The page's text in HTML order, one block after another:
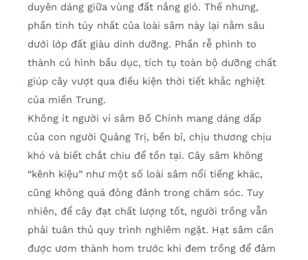
duyên dáng giữa vùng đất nắng gió. Thế nhưng,
phần tinh túy nhất của loài sâm này lại nằm sâu
dưới lớp đất giàu dinh dưỡng. Phần rễ phình to
thành củ hình bầu dục, tích tụ toàn bộ dưỡng chất
giúp cây vượt qua điều kiện thời tiết khắc nghiệt
của miền Trung.
Không ít người ví sâm Bố Chính mang dáng dấp
của con người Quảng Trị, bền bỉ, chịu thương chịu
khó và biết chắt chiu để tồn tại. Cây sâm không
“kênh kiệu” như một số loài sâm nổi tiếng khác,
cũng không quá đỏng đảnh trong chăm sóc. Tuy
nhiên, để cây đạt chất lượng tốt, người trồng vẫn
phải tuân thủ quy trình nghiêm ngặt. Hạt sâm cần
được ươm thành hom trước khi đem trồng để đảm